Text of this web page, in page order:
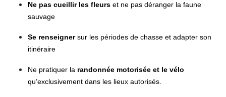
Ne pas cueillir les fleurs et ne pas déranger la faune
sauvage
Se renseignersur les périodes de chasse et adapter son
itinéraire
Ne pratiquer la randonnée motorisée et le vélo
qu’exclusivement dans les lieux autorisés.